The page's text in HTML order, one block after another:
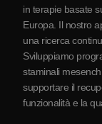
Partnership
in terapie basate
Europa. Il nostro
una ricerca
Sviluppiamo
staminali
supportare il
funzionalità e la